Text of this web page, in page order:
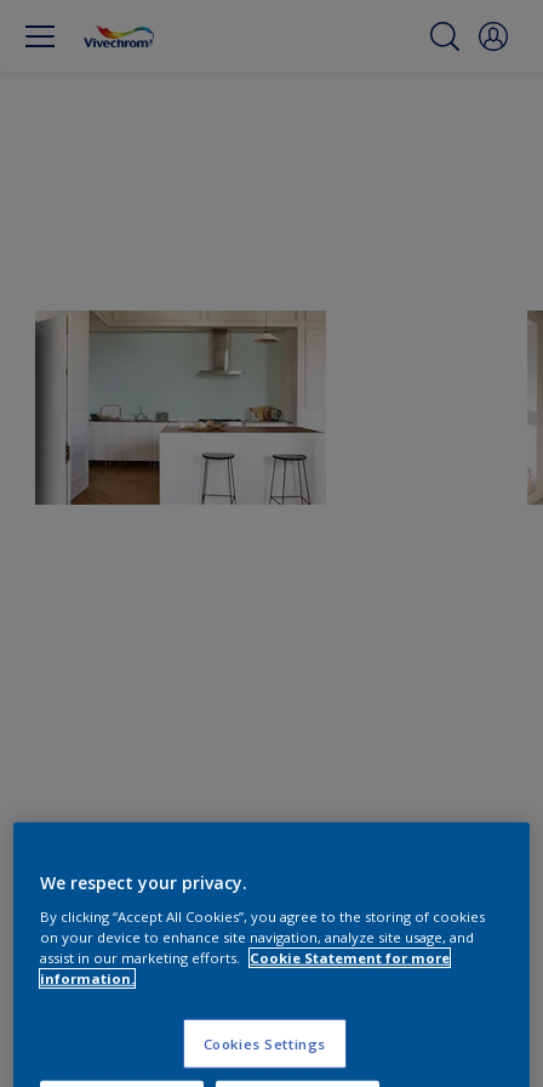
We respect your privacy.
By clicking “Accept All Cookies”, you agree to the storing of cookies
on your device to enhance site navigation, analyze site usage, and
assist in our marketing efforts.
Cookie Statement for more
information.
Cookies Settings